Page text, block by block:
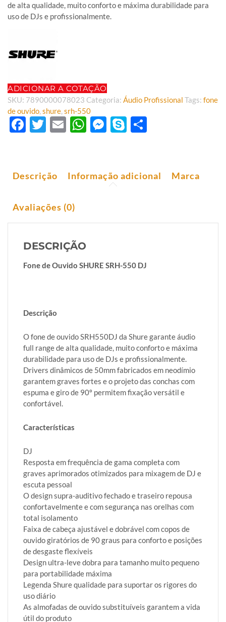
de alta qualidade, muito conforto e máxima durabilidade para
uso de DJs e profissionalmente.
ADICIONAR A COTAÇÃO
SKU: 7890000078023 Categoria: Áudio Profissional Tags: fone
de ouvido, shure, srh-550
Facebook
Twitter
EmailWhatsApp
Messenger
Skype
Descrição Informação adicional Marca
Avaliações (0)
DESCRIÇÃO
Fone de Ouvido SHURE SRH-550 DJ
Descrição
O fone de ouvido SRH550DJ da Shure garante áudio
full range de alta qualidade, muito conforto e máxima
durabilidade para uso de DJs e profissionalmente.
Drivers dinâmicos de 50mm fabricados em neodímio
garantem graves fortes e o projeto das conchas com
espuma e giro de 90º permitem fixação versátil e
confortável.
Características
DJ
Resposta em frequência de gama completa com
graves aprimorados otimizados para mixagem de DJ e
escuta pessoal
O design supra-auditivo fechado e traseiro repousa
confortavelmente e com segurança nas orelhas com
total isolamento
Faixa de cabeça ajustável e dobrável com copos de
ouvido giratórios de 90 graus para conforto e posições
de desgaste flexíveis
Design ultra-leve dobra para tamanho muito pequeno
para portabilidade máxima
Legenda Shure qualidade para suportar os rigores do
uso diário
As almofadas de ouvido substituíveis garantem a vida
útil do produto